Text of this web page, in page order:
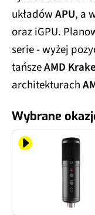
układówAPU, a
oraz iGPU.
serie - wyżej
tańszeAMD
architekturach
Wybrane